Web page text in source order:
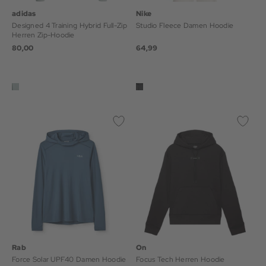
adidas
Designed 4 Training Hybrid Full-Zip
Herren Zip-Hoodie
80,00
Nike
Studio Fleece Damen Hoodie
64,99
Rab
Force Solar UPF40 Damen Hoodie
On
Focus Tech Herren Hoodie